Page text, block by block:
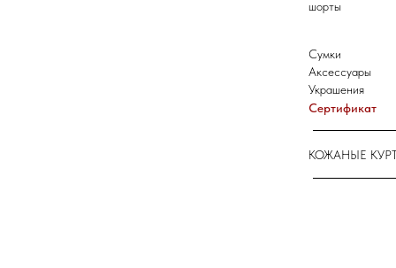
Сумки
Аксессуары
Сертификат
Украшения
шорты
КОЖАНЫЕ